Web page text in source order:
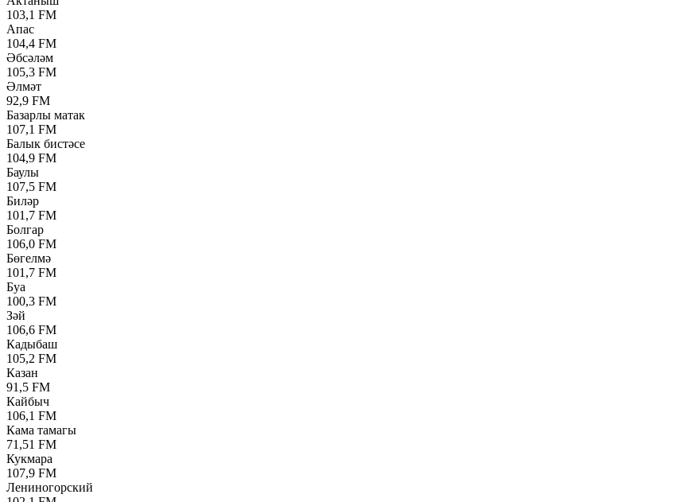
103,1 FM
Апас
104,4 FM
Әбсәләм
105,3 FM
Әлмәт
92,9 FM
Базарлы матак
107,1 FM
Балык бистәсе
104,9 FM
Баулы
107,5 FM
Биләр
101,7 FM
Болгар
106,0 FM
Бөгелмә
101,7 FM
Буа
100,3 FM
Зәй
106,6 FM
Кадыбаш
105,2 FM
Казан
91,5 FM
Кайбыч
106,1 FM
Кама тамагы
71,51 FM
Кукмара
107,9 FM
Лениногорский